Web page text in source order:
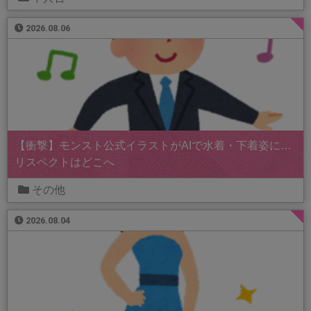
2026.08.06
【衝撃】モンスト公式イラストがAIで水着・下着姿に…
リスペクトはどこへ
その他
2026.08.04